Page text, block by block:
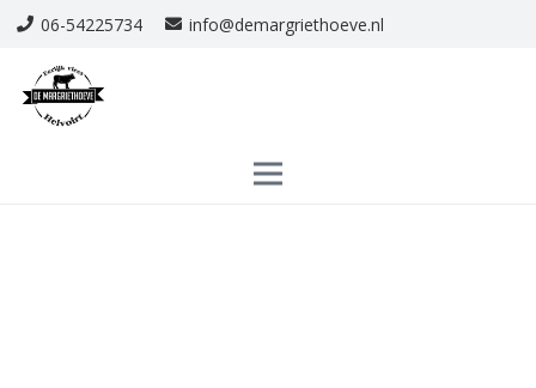
06-54225734 info@demargriethoeve.nl